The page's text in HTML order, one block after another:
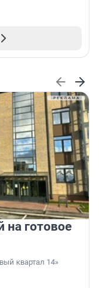
на готовое
квартал 14»